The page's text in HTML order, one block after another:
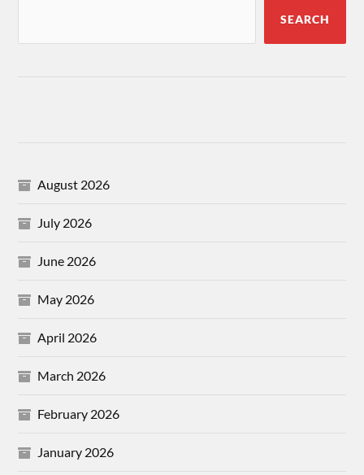
SEARCH
August 2026
July 2026
June 2026
May 2026
April 2026
March 2026
February 2026
January 2026